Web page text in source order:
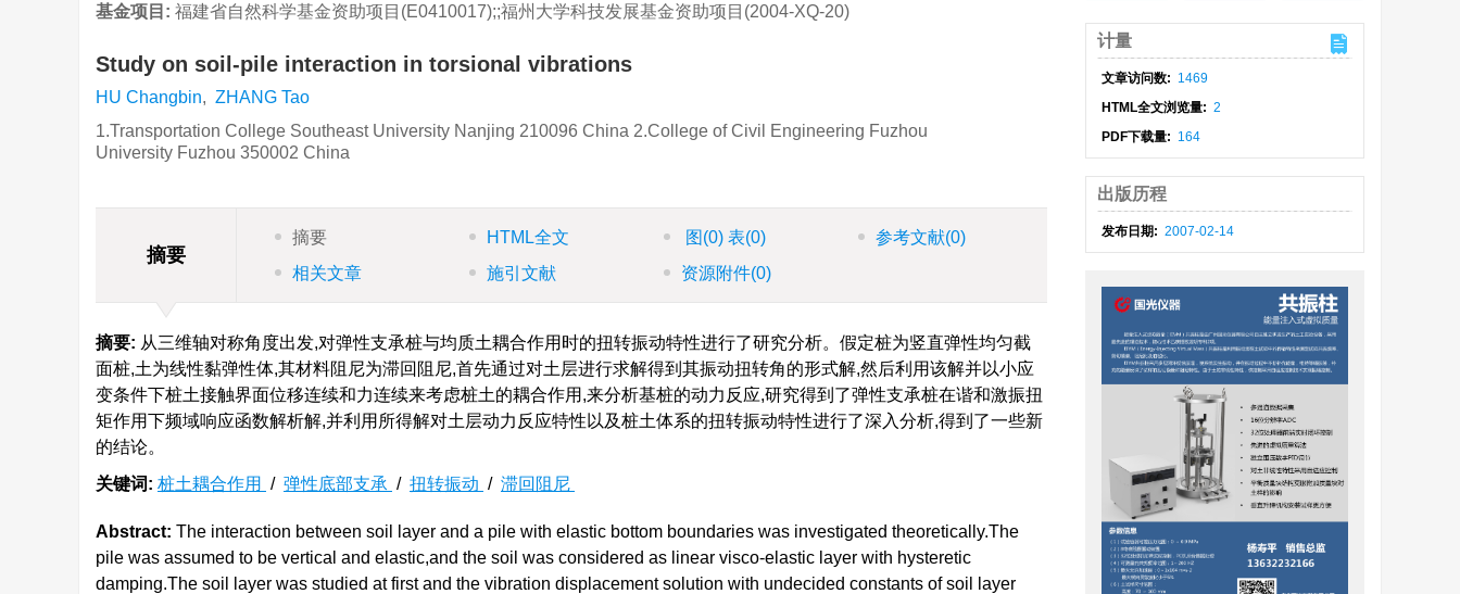
基金项目: 福建省自然科学基金资助项目(E0410017);;福州大学科技发展基金资助项目(2004-XQ-20)
Study on soil-pile interaction in torsional vibrations
HU Changbin, ZHANG Tao
1.Transportation College Southeast University Nanjing 210096 China 2.College of Civil Engineering Fuzhou
University Fuzhou 350002 China
摘要
摘要 HTML全文 图 (0) 表(0) 参考文献(0)
相关文章
施引文献 资源附件(0)
摘要: 从三维轴对称角度出发,对弹性支承桩与均质土耦合作用时的扭转振动特性进行了研究分析。假定桩为竖直弹性均匀截
面桩,土为线性黏弹性体,其材料阻尼为滞回阻尼,首先通过对土层进行求解得到其振动扭转角的形式解,然后利用该解并以小应
变条件下桩土接触界面位移连续和力连续来考虑桩土的耦合作用,来分析基桩的动力反应,研究得到了弹性支承桩在谐和激振扭
矩作用下频域响应函数解析解,并利用所得解对土层动力反应特性以及桩土体系的扭转振动特性进行了深入分析,得到了一些新
的结论。
关键词: 桩土耦合作用 / 弹性底部支承 / 扭转振动 / 滞回阻尼
Abstract: The interaction between soil layer and a pile with elastic bottom boundaries was investigated theoretically.The
pile was assumed to be vertical and elastic,and the soil was considered as linear visco-elastic layer with hysteretic
damping.The soil layer was studied at first and the vibration displacement solution with undecided constants of soil layer
计量
文章访问数: 1469
HTML全文浏览量: 2
PDF下载量: 164
出版历程
发布日期: 2007-02-14